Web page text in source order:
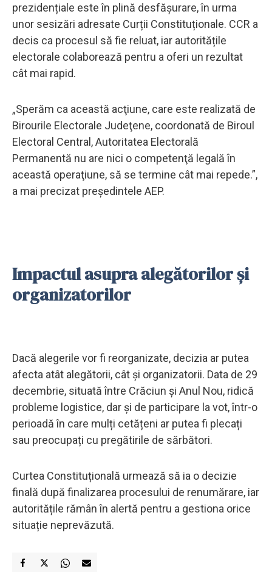
prezidențiale este în plină desfășurare, în urma
unor sesizări adresate Curții Constituționale. CCR a
decis ca procesul să fie reluat, iar autoritățile
electorale colaborează pentru a oferi un rezultat
cât mai rapid.
„Sperăm ca această acţiune, care este realizată de
Birourile Electorale Judeţene, coordonată de Biroul
Electoral Central, Autoritatea Electorală
Permanentă nu are nici o competenţă legală în
această operaţiune, să se termine cât mai repede.”,
a mai precizat președintele AEP.
Impactul asupra alegătorilor și
organizatorilor
Dacă alegerile vor fi reorganizate, decizia ar putea
afecta atât alegătorii, cât și organizatorii. Data de 29
decembrie, situată între Crăciun și Anul Nou, ridică
probleme logistice, dar și de participare la vot, într-o
perioadă în care mulți cetățeni ar putea fi plecați
sau preocupați cu pregătirile de sărbători.
Curtea Constituțională urmează să ia o decizie
finală după finalizarea procesului de renumărare, iar
autoritățile rămân în alertă pentru a gestiona orice
situație neprevăzută.